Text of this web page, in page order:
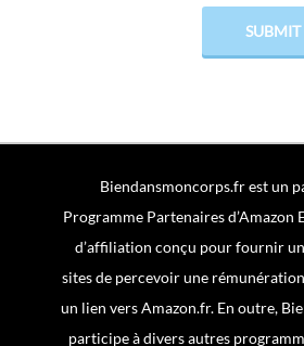
Biendansmoncorps.fr est un
Programme Partenaires d’Amazon
d’affiliation conçu pour fournir
sites de percevoir une
un lien vers Amazon.fr. En outre,
participe à divers autres